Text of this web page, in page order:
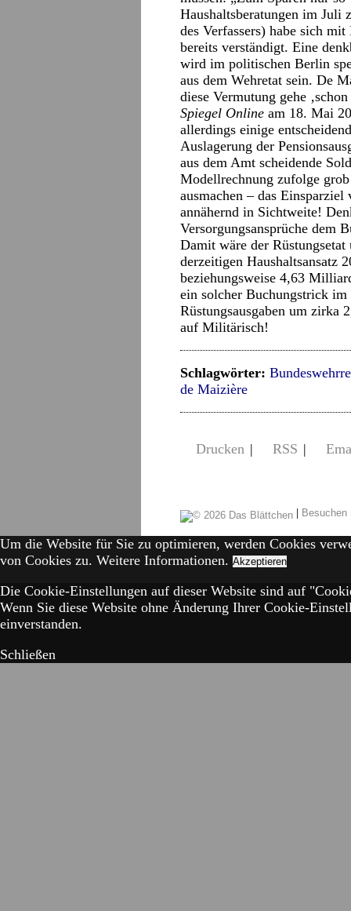
Haushaltsberatungen im Juli
des Verfassers) habe sich
bereits verständigt. Eine
wird im politischen Berlin
aus dem Wehretat sein. De
diese Vermutung gehe
Spiegel Online am 18. Mai
allerdings einige
Auslagerung der
aus dem Amt scheidende
Modellrechnung zufolge
ausmachen – das
annähernd in Sichtweite!
Versorgungsansprüche dem
Damit wäre der
derzeitigen Haushaltsansatz
beziehungsweise 4,63
ein solcher Buchungstrick
Rüstungsausgaben um
auf Militärisch!
Schlagwörter:
de Maizière
Drucken | RSS |
|
Um die Website für Sie zu optimieren, werden Cookies
von Cookies zu. Weitere Informationen. Akzeptieren
Die Cookie-Einstellungen auf dieser Website sind auf
Wenn Sie diese Website ohne Änderung Ihrer Cookie-
einverstanden.
Schließen